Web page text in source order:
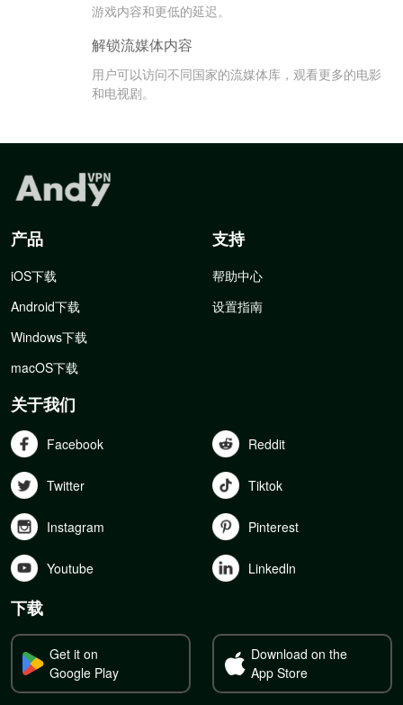
游戏内容和更低的延迟。
解锁流媒体内容
用户可以访问不同国家的流媒体库，观看更多的电影
和电视剧。
产品
iOS下载
Android下载
Windows下载
macOS下载
支持
帮助中心
设置指南
关于我们
Facebook Reddit
Twitter Tiktok
Instagram Pinterest
Youtube Linkedln
下载
Get it on
Google Play
Download on the
App Store